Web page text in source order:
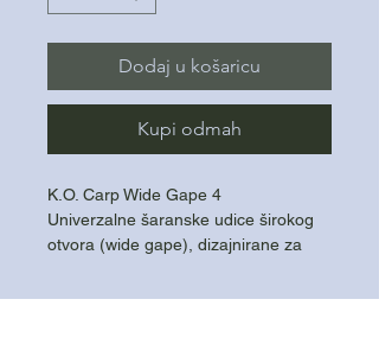
Dodaj u košaricu
Kupi odmah
K.O. Carp Wide Gape 4
Univerzalne šaranske udice širokog
otvora (wide gape), dizajnirane za
ribe u svim uvjetima ribolova.